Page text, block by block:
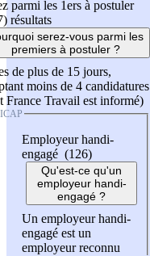
parmi les 1ers à postuler
résultats
serez-vous parmi les
premiers à postuler ?
de plus de 15 jours,
moins de 4 candidatures
France Travail est informé)
Employeur handi-
engagé (126)
Qu'est-ce qu'un
employeur handi-
engagé ?
Un employeur handi-
engagé est un
employeur reconnu